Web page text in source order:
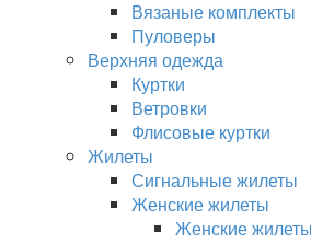
Вязаные комплекты
Пуловеры
Верхняя одежда
Куртки
Ветровки
Флисовые куртки
Жилеты
Сигнальные жилеты
Женские жилеты
Женские